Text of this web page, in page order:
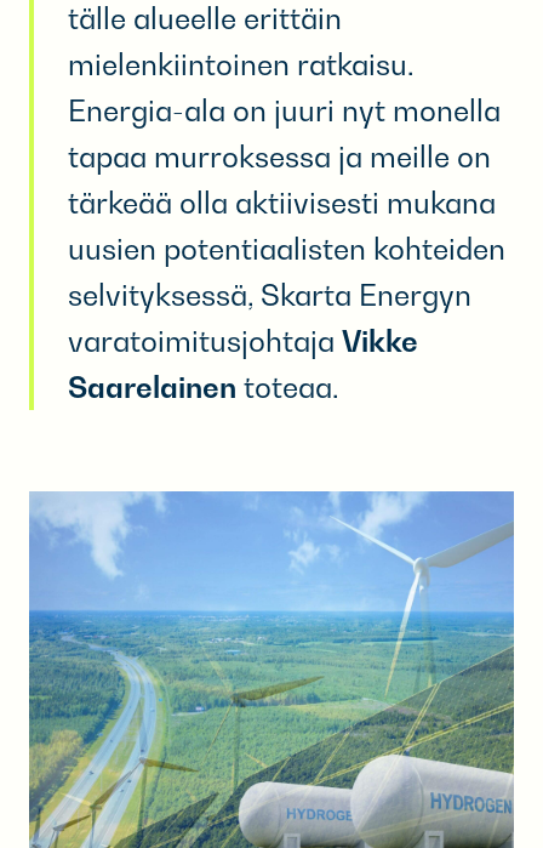
tälle alueelle erittäin
mielenkiintoinen ratkaisu.
Energia-ala on juuri nyt monella
tapaa murroksessa ja meille on
tärkeää olla aktiivisesti mukana
uusien potentiaalisten kohteiden
selvityksessä, Skarta Energyn
varatoimitusjohtajaVikke
Saarelainen toteaa.